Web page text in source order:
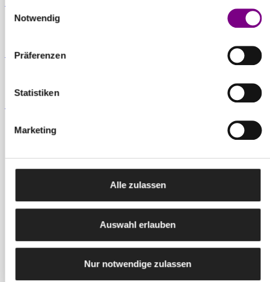
Einwilligungsauswahl
Notwendig
Präferenzen
Statistiken
Marketing
Alle zulassen
Auswahl erlauben
Nur notwendige zulassen
Für Gewerbekunden Ansprechpartner und Standorte entdecken
Alle wichtigen Unterlagen an einem Ort
Farben, Lacke & Beschichtungen
Dekorative Gestaltung
Bodenbeschichtungen
Betoninstandsetzung
Klebstoffe und Bauchemie